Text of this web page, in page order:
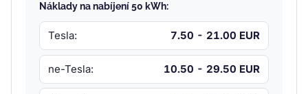
Náklady na nabíjení 50 kWh:
Tesla: 7.50 - 21.00 EUR
ne-Tesla: 10.50 - 29.50 EUR